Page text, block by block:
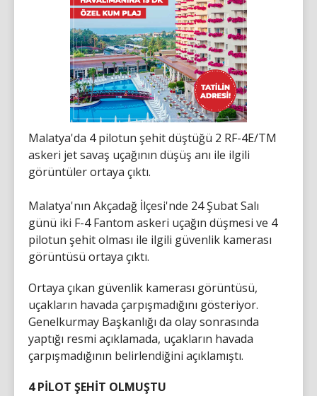
Malatya'da 4 pilotun şehit düştüğü 2 RF-4E/TM
askeri jet savaş uçağının düşüş anı ile ilgili
görüntüler ortaya çıktı.
Malatya'nın Akçadağ İlçesi'nde 24 Şubat Salı
günü iki F-4 Fantom askeri uçağın düşmesi ve 4
pilotun şehit olması ile ilgili güvenlik kamerası
görüntüsü ortaya çıktı.
Ortaya çıkan güvenlik kamerası görüntüsü,
uçakların havada çarpışmadığını gösteriyor.
Genelkurmay Başkanlığı da olay sonrasında
yaptığı resmi açıklamada, uçakların havada
çarpışmadığının belirlendiğini açıklamıştı.
4 PİLOT ŞEHİT OLMUŞTU